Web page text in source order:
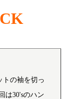
トの袖を切っ
は30'sのハン